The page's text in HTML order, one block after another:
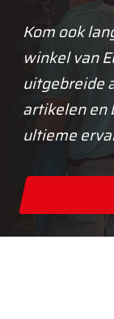
Kom ook
winkel van
uitgebreide
artikelen en
ultieme